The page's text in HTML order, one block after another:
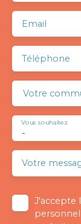
Email
Téléphone
Votre
-
Vous souhaitez
Votre
J'accepte